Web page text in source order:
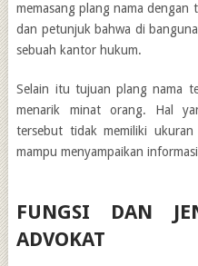
memasang plang nama
dan petunjuk bahwa di
sebuah kantor hukum.
Selain itu tujuan plang nama
menarik minat orang. Hal
tersebut tidak memiliki
mampu menyampaikan
FUNGSI DAN
ADVOKAT